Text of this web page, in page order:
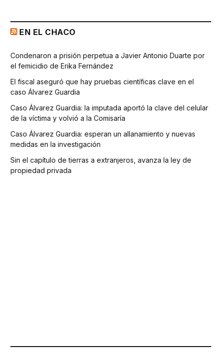
EN EL CHACO
Condenaron a prisión perpetua a Javier Antonio Duarte por
el femicidio de Erika Fernández
El fiscal aseguró que hay pruebas científicas clave en el
caso Álvarez Guardia
Caso Álvarez Guardia: la imputada aportó la clave del celular
de la víctima y volvió a la Comisaría
Caso Álvarez Guardia: esperan un allanamiento y nuevas
medidas en la investigación
Sin el capítulo de tierras a extranjeros, avanza la ley de
propiedad privada